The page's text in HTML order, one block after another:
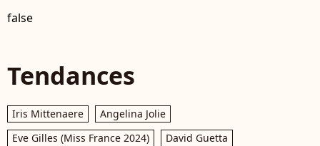
false
Tendances
Iris Mittenaere
Angelina Jolie
Eve Gilles (Miss France 2024)
David Guetta